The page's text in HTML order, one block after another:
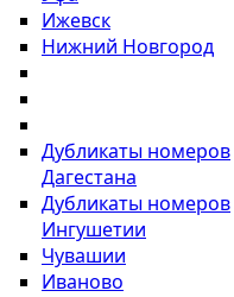
Ижевск
Нижний Новгород
Дубликаты номеров
Дагестана
Дубликаты номеров
Ингушетии
Чувашии
Иваново